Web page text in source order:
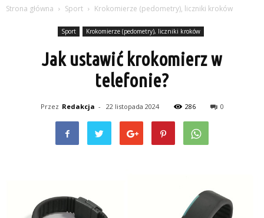
Strona główna Sport Krokomierze (pedometry), liczniki kroków
Sport Krokomierze (pedometry), liczniki kroków
Jak ustawić krokomierz w
telefonie?
Przez Redakcja - 22 listopada 2024 286 0